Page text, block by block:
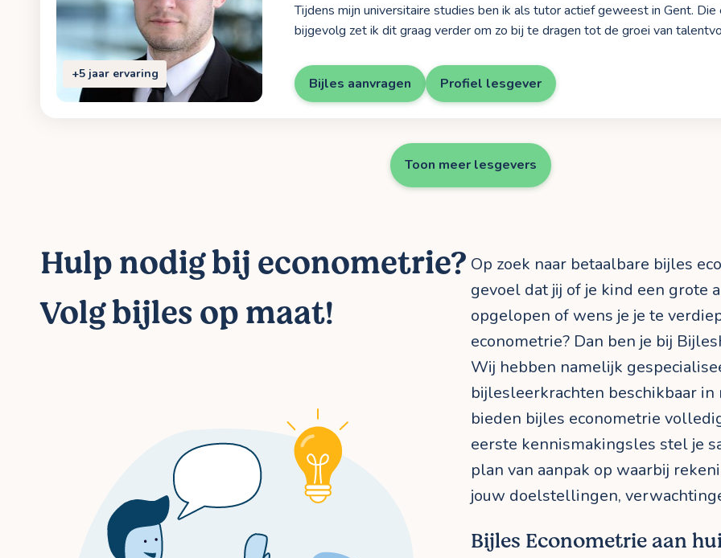
+5 jaar ervaring
Tijdens mijn universitaire studies ben ik als tutor actief geweest in Gent.
bijgevolg zet ik dit graag verder om zo bij te dragen tot de groei van
Bijles aanvragen Profiel lesgever
Toon meer lesgevers
Hulp nodig bij econometrie?
Volg bijles op maat!
Op zoek naar betaalbare bijles
gevoel dat jij of je kind een grote
opgelopen of wens je je te
econometrie? Dan ben je bij
Wij hebben namelijk
bijlesleerkrachten beschikbaar in
bieden bijles econometrie
eerste kennismakingsles stel je
plan van aanpak op waarbij
jouw doelstellingen,
Bijles Econometrie aan